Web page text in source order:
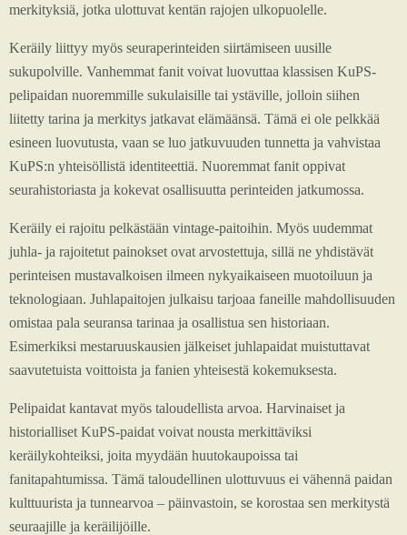
merkityksiä, jotka ulottuvat kentän rajojen ulkopuolelle.
Keräily liittyy myös seuraperinteiden siirtämiseen uusille
sukupolville. Vanhemmat fanit voivat luovuttaa klassisen KuPS-
pelipaidan nuoremmille sukulaisille tai ystäville, jolloin siihen
liitetty tarina ja merkitys jatkavat elämäänsä. Tämä ei ole pelkkää
esineen luovutusta, vaan se luo jatkuvuuden tunnetta ja vahvistaa
KuPS:n yhteisöllistä identiteettiä. Nuoremmat fanit oppivat
seurahistoriasta ja kokevat osallisuutta perinteiden jatkumossa.
Keräily ei rajoitu pelkästään vintage-paitoihin. Myös uudemmat
juhla- ja rajoitetut painokset ovat arvostettuja, sillä ne yhdistävät
perinteisen mustavalkoisen ilmeen nykyaikaiseen muotoiluun ja
teknologiaan. Juhlapaitojen julkaisu tarjoaa faneille mahdollisuuden
omistaa pala seuransa tarinaa ja osallistua sen historiaan.
Esimerkiksi mestaruuskausien jälkeiset juhlapaidat muistuttavat
saavutetuista voittoista ja fanien yhteisestä kokemuksesta.
Pelipaidat kantavat myös taloudellista arvoa. Harvinaiset ja
historialliset KuPS-paidat voivat nousta merkittäviksi
keräilykohteiksi, joita myydään huutokaupoissa tai
fanitapahtumissa. Tämä taloudellinen ulottuvuus ei vähennä paidan
kulttuurista ja tunnearvoa – päinvastoin, se korostaa sen merkitystä
seuraajille ja keräilijöille.